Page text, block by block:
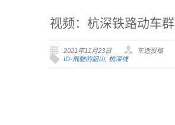
视频：杭深铁路动车群
2021年11月23日
车迷投稿
ID-飛馳的韶山, 杭深线